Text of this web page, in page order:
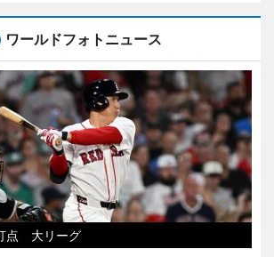
ワールドフォトニュース
点 大リーグ